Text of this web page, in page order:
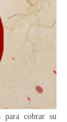
para cobrar su